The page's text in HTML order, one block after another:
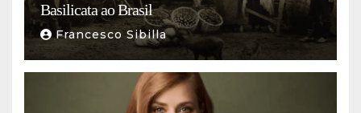
Basilicata ao Brasil
Francesco Sibilla